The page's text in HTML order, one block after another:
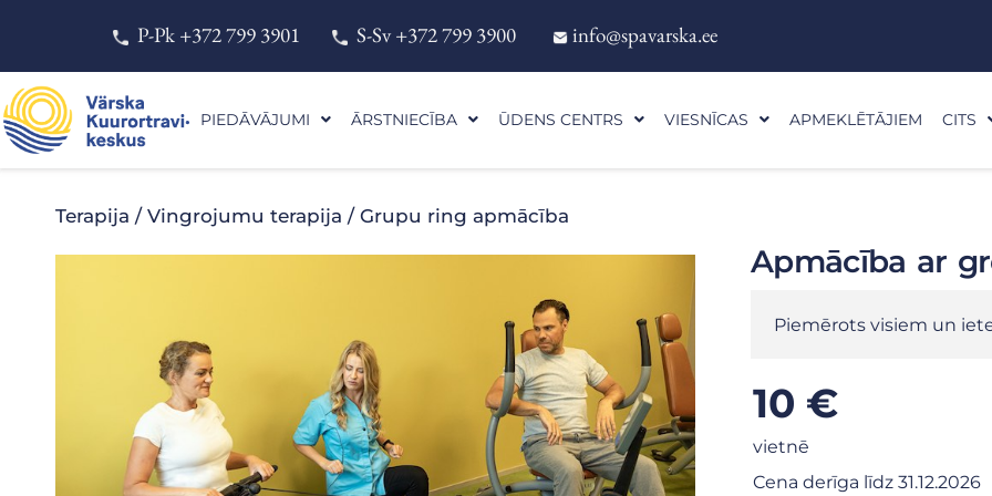
content
P-Pk +372 799 3901 S-Sv +372 799 3900 info@spavarska.ee
PIEDĀVĀJUMI ĀRSTNIECĪBA ŪDENS CENTRS VIESNĪCAS APMEKLĒTĀJIEM CITS
Terapija / Vingrojumu terapija / Grupu ring apmācība
Apmācība ar
Piemērots visiem un
10 €
vietnē
Cena derīga līdz 31.12.2026